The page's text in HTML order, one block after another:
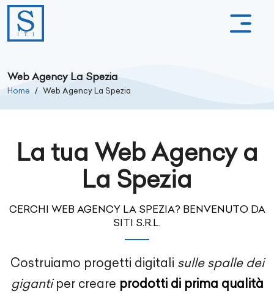
Web Agency La Spezia
Home Web Agency La Spezia
La tua Web Agency a
La Spezia
CERCHI WEB AGENCY LA SPEZIA? BENVENUTO DA
SITI S.R.L.
Costruiamo progetti digitali sulle spalle dei
gigantiper creare prodotti di prima qualità